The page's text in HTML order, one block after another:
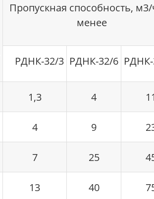
Пропускная способность,
менее
РДНК-32/3 РДНК-32/6
1,3 4
4 9
7 25
13 40